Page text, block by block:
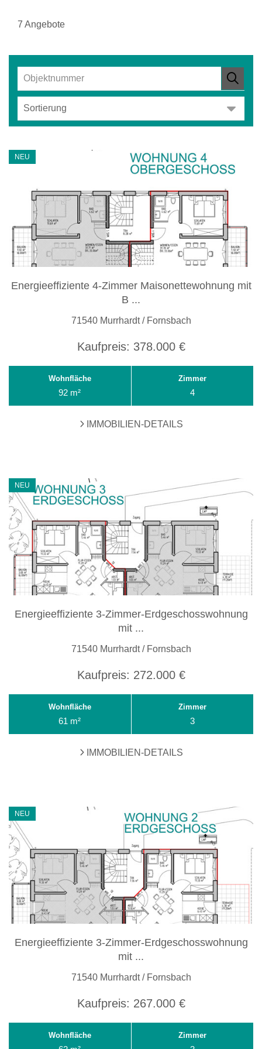
7 Angebote
NEU
Energieeffiziente 4-Zimmer Maisonettewohnung mit
B ...
71540 Murrhardt / Fornsbach
Kaufpreis: 378.000 €
Wohnfläche
92 m²
Zimmer
4
IMMOBILIEN-DETAILS
NEU
Energieeffiziente 3-Zimmer-Erdgeschosswohnung
mit ...
71540 Murrhardt / Fornsbach
Kaufpreis: 272.000 €
Wohnfläche
61 m²
Zimmer
3
IMMOBILIEN-DETAILS
NEU
Energieeffiziente 3-Zimmer-Erdgeschosswohnung
mit ...
71540 Murrhardt / Fornsbach
Kaufpreis: 267.000 €
Wohnfläche Zimmer